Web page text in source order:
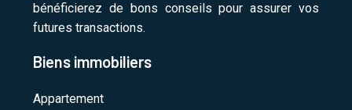
bénéficierez de bons conseils pour assurer vos
futures transactions.
Biens immobiliers
Appartement